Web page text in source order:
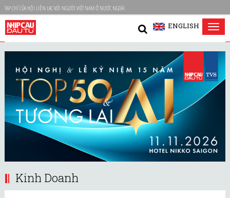
TẠP CHÍ CỦA HỘI LIÊN LẠC VỚI NGƯỜI VIỆT NAM Ở NƯỚC NGOÀI
ENGLISH
Kinh Doanh